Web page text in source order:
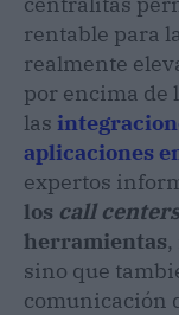
rentable para
realmente
por encima de
las
aplicaciones
expertos
los call centers
herramientas,
sino que
comunicación